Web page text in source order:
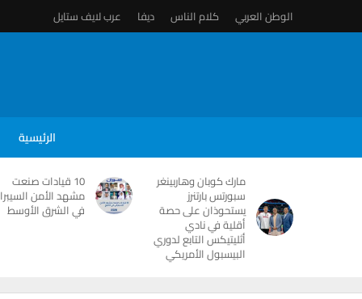
الوطن العربي كلام الناس ديفا عرب لايف ستايل
الرئيسية
مارك كوبان وهاربينغر
سبورتس بارتنرز
يستحوذان على حصة
أقلية في نادي
أثليتيكس التابع لدوري
البيسبول الأمريكي
10 قيادات صنعت
مشهد الأمن
في الشرق الأوسط